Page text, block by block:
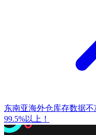
东南亚海外仓库存数据
99.5%以上！